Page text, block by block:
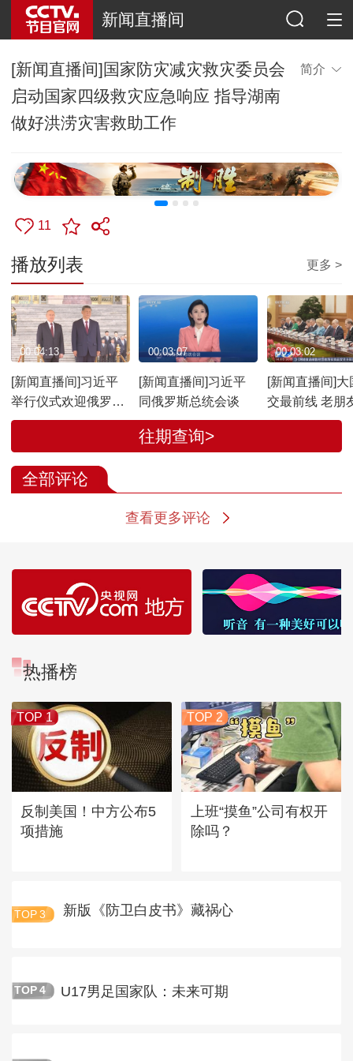
新闻直播间
[新闻直播间]国家防灾减灾救灾委员会
启动国家四级救灾应急响应 指导湖南
做好洪涝灾害救助工作
简介
11
播放列表 更多 >
[新闻直播间]习近平
举行仪式欢迎俄罗斯
总统访华
00:04:13
[新闻直播间]习近平
同俄罗斯总统会谈
00:03:07
[新闻直播间]大
交最前线 老朋
面 中俄元首会
00:03:02
往期查询>
全部评论
查看更多评论
热播榜
TOP 1
反制美国！中方公布5
项措施
TOP 2
上班“摸鱼”公司有权开
除吗？
TOP 3 新版《防卫白皮书》藏祸心
TOP 4 U17男足国家队：未来可期